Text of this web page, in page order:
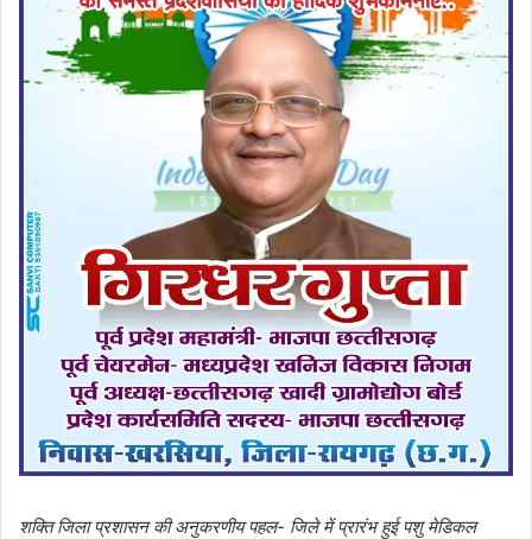
शक्ति जिला प्रशासन की अनुकरणीय पहल- जिले में प्रारंभ हुई पशु मेडिकल